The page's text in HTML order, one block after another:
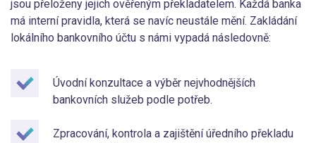
jsou přeloženy jejich ověřeným překladatelem. Každá banka
má interní pravidla, která se navíc neustále mění. Zakládání
lokálního bankovního účtu s námi vypadá následovně:
Úvodní konzultace a výběr nejvhodnějších
bankovních služeb podle potřeb.
Zpracování, kontrola a zajištění úředního překladu